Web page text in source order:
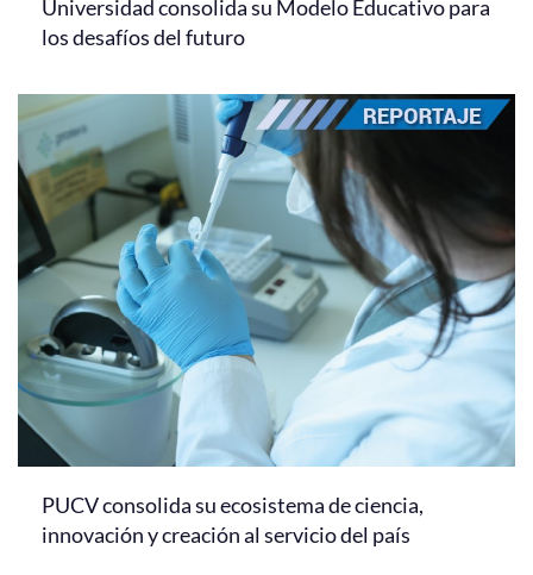
Universidad consolida su Modelo Educativo para
los desafíos del futuro
PUCV consolida su ecosistema de ciencia,
innovación y creación al servicio del país